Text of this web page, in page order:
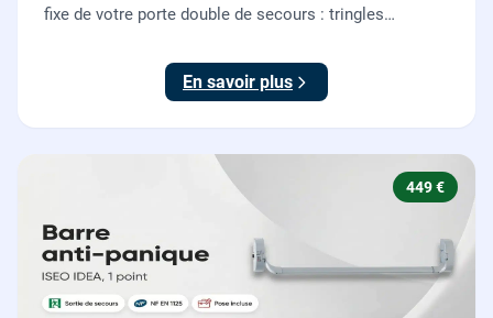
fixe de votre porte double de secours : tringles
En savoir plus
449 €